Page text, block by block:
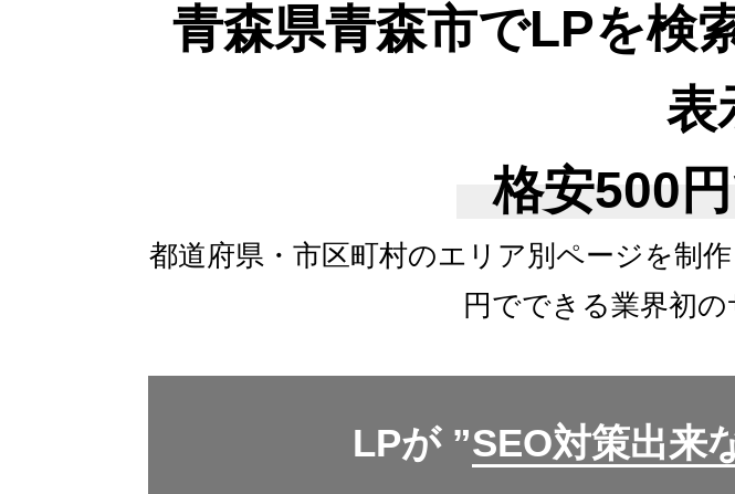
青森県青森市でLPを検
表
格安500
都道府県・市区町村のエリア別ページを制作
円でできる業界初の
LPが ”SEO対策出来